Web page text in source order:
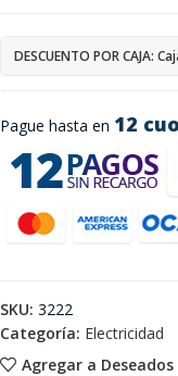
Pague hasta en 12
DESCUENTO POR CAJA:
Agregar a Deseados
SKU: 3222
Categoría: Electricidad